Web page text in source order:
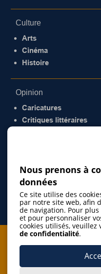
Culture
Arts
Cinéma
Histoire
Opinion
Caricatures
Critiques littéraires
Je
Nous prenons à
données
Ce site utilise des
par notre site web, afin
de navigation. Pour
et pour personnaliser
cookies utilisés, veuillez
de confidentialité.